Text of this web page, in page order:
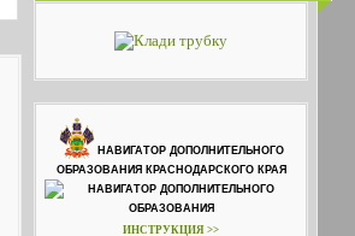
НАВИГАТОР ДОПОЛНИТЕЛЬНОГО
ОБРАЗОВАНИЯ КРАСНОДАРСКОГО КРАЯ
ИНСТРУКЦИЯ >>